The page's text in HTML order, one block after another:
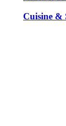
Cuisine &